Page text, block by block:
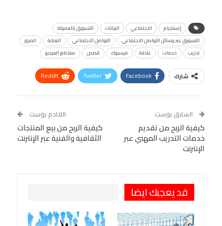
إنستجرام الاجتماعي البيانات
التسويق بالعمولة
التسويق عبر وسائل التواصل الاجتماعي
التواصل الاجتماعي العناية
المرور
تدريب
خدمات علاقة فيسبوك قصص مقاطع الفيديو
شارك Facebook
Twitter
ReddIt
Tumblr
البريد الإلكتروني
StumbleUpon
VK
Digg
LINE
BlackBerry
Viber
السابق بوست
كيفية الربح من تقديم
خدمات التدريب المهني عبر
الإنترنت
القادم بوست
كيفية الربح من بيع المنتجات
الثقافية والفنية عبر الإنترنت
قد يعجبك ايضا